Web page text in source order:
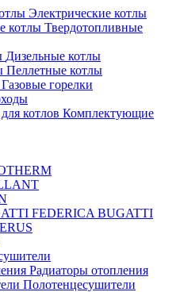
Электрические котлы
Твердотопливные
Дизельные котлы
Пеллетные котлы
Газовые горелки
Комплектующие
FEDERICA BUGATTI
Радиаторы отопления
Полотенцесушители